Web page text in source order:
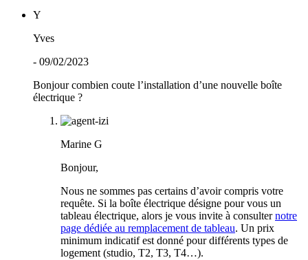
Y
Yves
- 09/02/2023
Bonjour combien coute l’installation d’une nouvelle boîte
électrique ?
Marine G
Bonjour,
Nous ne sommes pas certains d’avoir compris votre
requête. Si la boîte électrique désigne pour vous un
tableau électrique, alors je vous invite à consulternotre
page dédiée au remplacement de tableau. Un prix
minimum indicatif est donné pour différents types de
logement (studio, T2, T3, T4…).